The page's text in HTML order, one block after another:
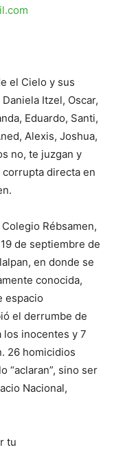
el Cielo y sus
Itzel, Oscar,
Eduardo, Santi,
Alexis, Joshua,
no, te juzgan y
directa en
Rébsamen,
de septiembre de
en donde se
conocida,
espacio
el derrumbe de
los inocentes y 7
26 homicidios
“aclaran”, sino ser
Nacional,
tu